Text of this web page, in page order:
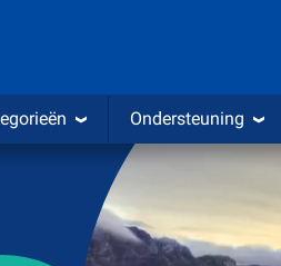
Ondersteuning